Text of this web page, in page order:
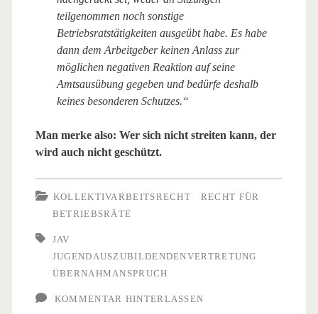
teilgenommen noch sonstige
Betriebsratstätigkeiten ausgeübt habe. Es habe
dann dem Arbeitgeber keinen Anlass zur
möglichen negativen Reaktion auf seine
Amtsausübung gegeben und bedürfe deshalb
keines besonderen Schutzes.“
Man merke also: Wer sich nicht streiten kann, der
wird auch nicht geschützt.
KOLLEKTIVARBEITSRECHT
RECHT FÜR
BETRIEBSRÄTE
JAV
JUGENDAUSZUBILDENDENVERTRETUNG
ÜBERNAHMANSPRUCH
KOMMENTAR HINTERLASSEN